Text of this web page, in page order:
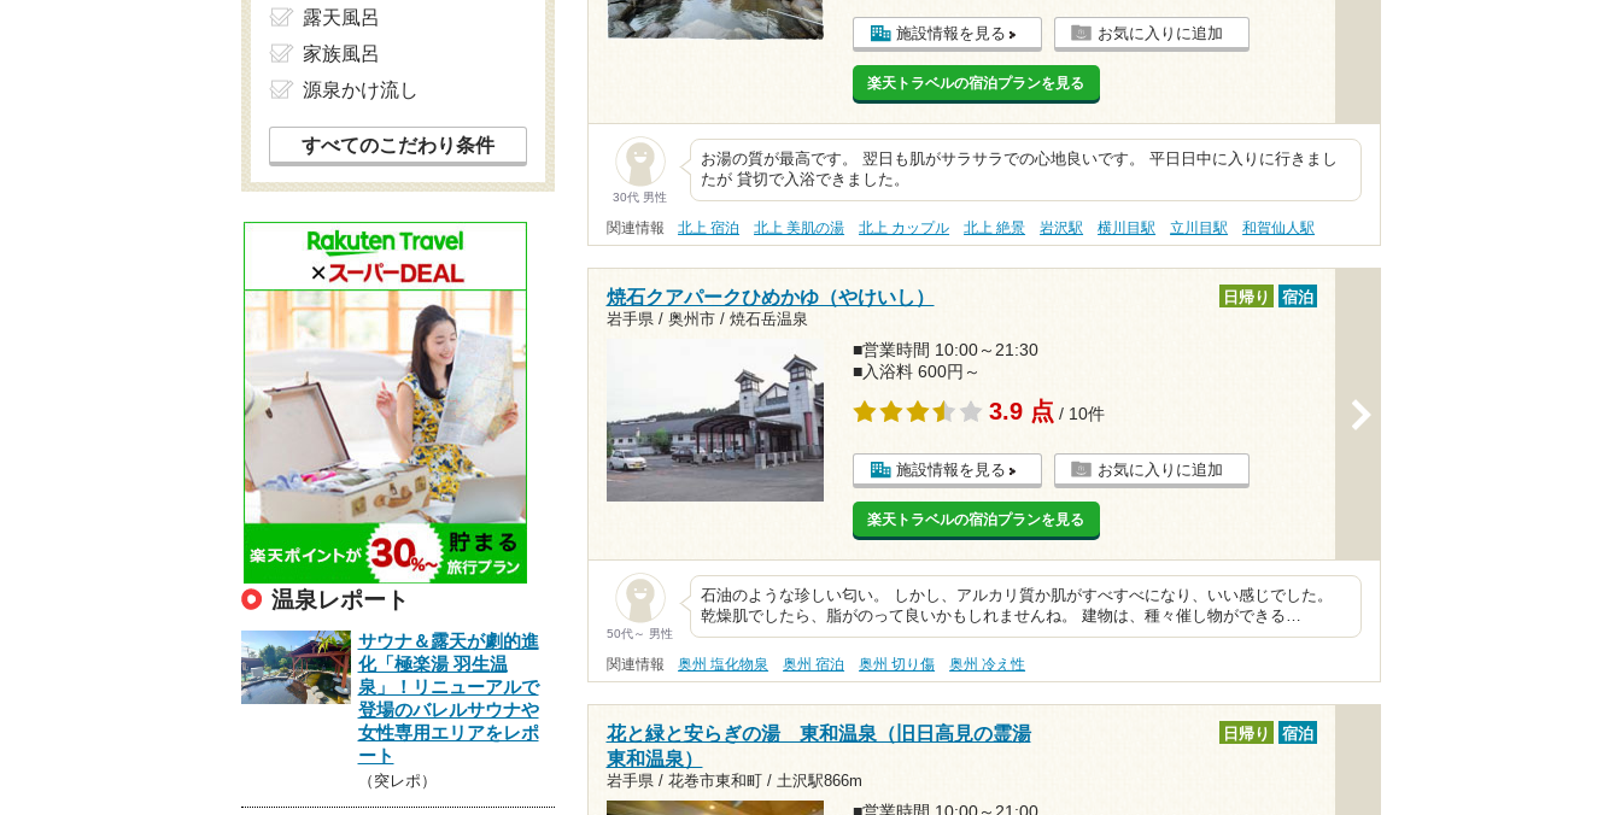
施設情報を見る お気に入りに追加
楽天トラベルの宿泊プランを見る
30代 男性
お湯の質が最高です。 翌日も肌がサラサラでの心地良いです。 平日日中に入りに行きまし
たが 貸切で入浴できました。
関連情報 北上 宿泊 北上 美肌の湯 北上 カップル 北上 絶景 岩沢駅 横川目駅 立川目駅 和賀仙人駅
焼石クアパークひめかゆ（やけいし）
岩手県 / 奥州市 / 焼石岳温泉
日帰り 宿泊
■営業時間 10:00～21:30
■入浴料 600円～
3.9 点 / 10件
施設情報を見る お気に入りに追加
楽天トラベルの宿泊プランを見る
50代～ 男性
石油のような珍しい匂い。 しかし、アルカリ質か肌がすべすべになり、いい感じでした。
乾燥肌でしたら、脂がのって良いかもしれませんね。 建物は、種々催し物ができる…
関連情報 奥州 塩化物泉 奥州 宿泊 奥州 切り傷 奥州 冷え性
花と緑と安らぎの湯 東和温泉（旧日高見の霊湯
東和温泉）
岩手県 / 花巻市東和町 / 土沢駅866m
日帰り 宿泊
露天風呂
家族風呂
源泉かけ流し
すべてのこだわり条件
温泉レポート
サウナ＆露天が劇的進
化「極楽湯 羽生温
泉」！リニューアルで
登場のバレルサウナや
女性専用エリアをレポ
ート
（突レポ）